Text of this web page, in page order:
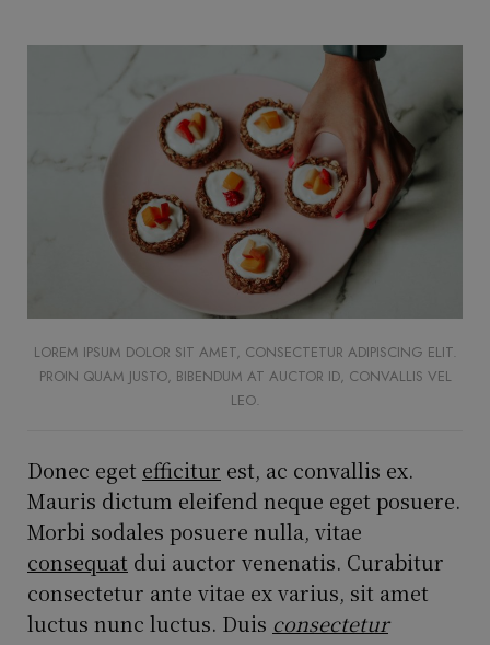
LOREM IPSUM DOLOR SIT AMET, CONSECTETUR ADIPISCING ELIT.
PROIN QUAM JUSTO, BIBENDUM AT AUCTOR ID, CONVALLIS VEL
LEO.
Donec eget efficitur est, ac convallis ex.
Mauris dictum eleifend neque eget posuere.
Morbi sodales posuere nulla, vitae
consequat dui auctor venenatis. Curabitur
consectetur ante vitae ex varius, sit amet
luctus nunc luctus. Duis consectetur